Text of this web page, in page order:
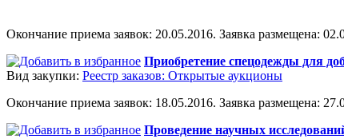
Окончание приема заявок: 20.05.2016. Заявка размещена:
Приобретение спецодежды для
Вид закупки: Реестр заказов: Открытые аукционы
Окончание приема заявок: 18.05.2016. Заявка размещена:
Проведение научных